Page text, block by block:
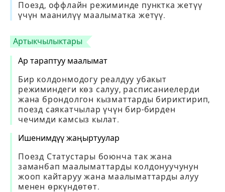
Поезд, оффлайн режиминде пунктка жетүү
үчүн маанилүү маалыматка жетүү.
Артыкчылыктары
Ар тараптуу маалымат
Бир колдонмодогу реалдуу убакыт
режиминдеги көз салуу, расписаниелерди
жана брондолгон кызматтарды бириктирип,
поезд саякатчылар үчүн бир-бирден
чечимди камсыз кылат.
Ишенимдүү жаңыртуулар
Поезд Статустары боюнча так жана
заманбап маалыматтарды колдонуучунун
жооп кайтаруу жана маалыматтарды алуу
менен өркүндөтөт.